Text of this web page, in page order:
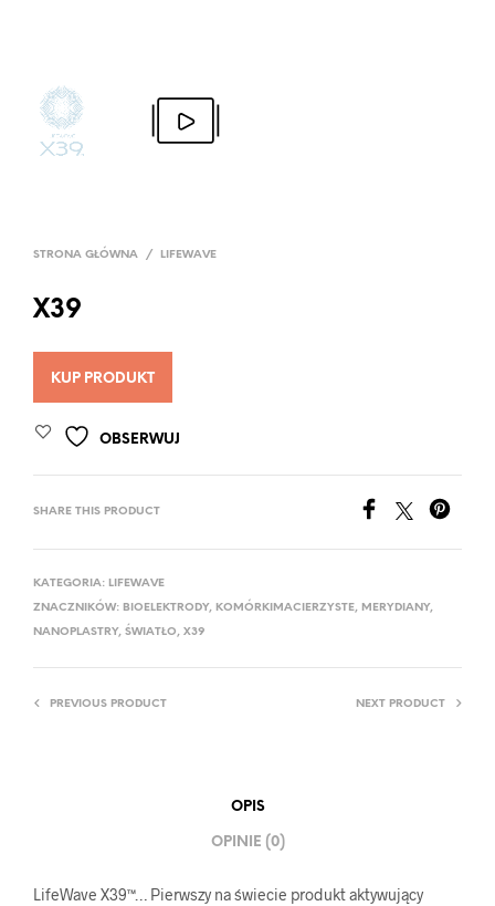
STRONA GŁÓWNA / LIFEWAVE
X39
KUP PRODUKT
OBSERWUJ
SHARE THIS PRODUCT
KATEGORIA: LIFEWAVE
ZNACZNIKÓW: BIOELEKTRODY, KOMÓRKIMACIERZYSTE, MERYDIANY,
NANOPLASTRY, ŚWIATŁO, X39
PREVIOUS PRODUCT NEXT PRODUCT
OPIS
OPINIE (0)
LifeWave X39™… Pierwszy na świecie produkt aktywujący